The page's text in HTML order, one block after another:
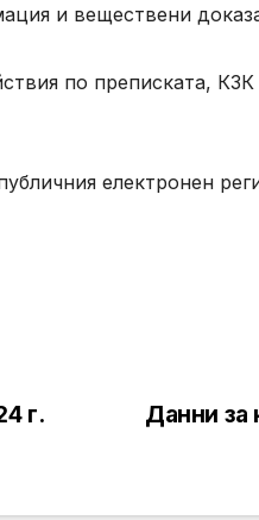
и веществени
по преписката,
електронен
Данни за
г.